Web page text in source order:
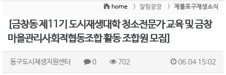
home > 알림광장 > 제물포구재생소식
[금창동 제11기 도시재생대학 청소전문가 교육 및 금창
마을관리사회적협동조합 활동 조합원 모집]
동구도시재생지원센터 0 702 06.04 15:02